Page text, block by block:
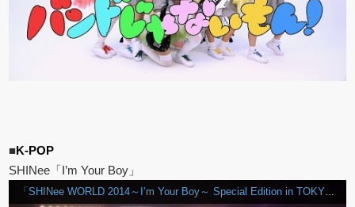
■K-POP
SHINee「I’m Your Boy」
「SHINee WORLD 2014～I’m Your Boy～ Special Edition in TOKYO DOME」Special Digest映像